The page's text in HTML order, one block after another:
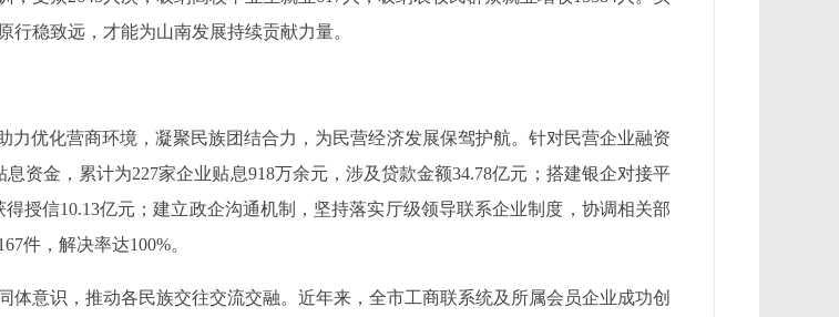
稳致远，才能为山南发展持续贡献力量。
力优化营商环境，凝聚民族团结合力，为民营经济发展保驾护航。针对民营企业融资
资金，累计为227家企业贴息918万余元，涉及贷款金额34.78亿元；搭建银企对接平
授信10.13亿元；建立政企沟通机制，坚持落实厅级领导联系企业制度，协调相关部
件，解决率达100%。
意识，推动各民族交往交流交融。近年来，全市工商联系统及所属会员企业成功创